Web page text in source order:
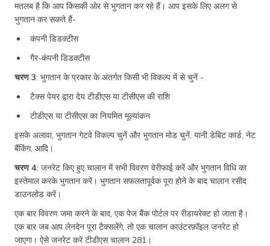
मतलब है कि आप किसकी ओर से भुगतान कर रहे हैं। आप इसके लिए अलग से
भुगतान कर सकते हैं-
कंपनी डिडक्टीस
गैर-कंपनी डिडक्टीस
चरण 3: भुगतान के प्रकार के अंतर्गत किसी भी विकल्प में से चुनें -
टैक्स पेयर द्वारा देय टीडीएस या टीसीएस की राशि
टीडीएस या टीसीएस का नियमित मूल्यांकन
इसके अलावा, भुगतान गेटवे विकल्प चुनें और भुगतान मोड चुनें, यानी डेबिट कार्ड, नेट
बैंकिंग, आदि।
चरण 4: जनरेट किए हुए चालान में सभी विवरण वेरीफाई करें और भुगतान विधि का
इस्तेमाल करके भुगतान करें। भुगतान सफलतापूर्वक पूरा होने के बाद चालान रसीद
डाउनलोड करें।
एक बार विवरण जमा करने के बाद, एक पेज बैंक पोर्टल पर रीडायरेक्ट हो जाता है।
एक बार जब आप लेनदेन पूरा टैक्सलेंगे, तो एक चालान काउंटरफ़ॉइल जनरेट हो
जाएगा। ऐसे जनरेट करें टीडीएस चालान 281।